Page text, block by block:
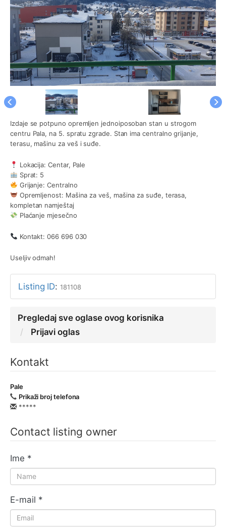
Izdaje se potpuno opremljen jednoiposoban stan u strogom
centru Pala, na 5. spratu zgrade. Stan ima centralno grijanje,
terasu, mašinu za veš i suđe.
Lokacija: Centar, Pale
Sprat: 5
Grijanje: Centralno
Opremljenost: Mašina za veš, mašina za suđe, terasa,
kompletan namještaj
Plaćanje mjesečno
Kontakt: 066 696 030
Useljiv odmah!
Listing ID:181108
Pregledaj sve oglase ovog korisnika
Prijavi oglas
Kontakt
Pale
Prikaži broj telefona
*****
Contact listing owner
Ime *
E-mail *